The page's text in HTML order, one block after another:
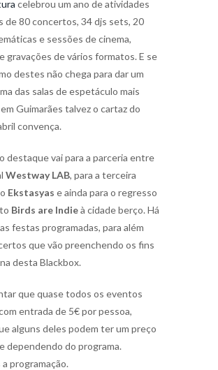
celebrou um ano de atividades
de 80 concertos, 34 djs sets, 20
e sessões de cinema,
gravações de vários formatos. E se
destes não chega para dar um
das salas de espetáculo mais
Guimarães talvez o cartaz do
convença.
destaque vai para a parceria entre
Westway LAB, para a terceira
Ekstasyas e ainda para o regresso
Birds are Indieà cidade berço. Há
festas programadas, para além
que vão preenchendo os fins
desta Blackbox.
que quase todos os eventos
entrada de 5€ por pessoa,
alguns deles podem ter um preço
dependendo do programa.
programação.